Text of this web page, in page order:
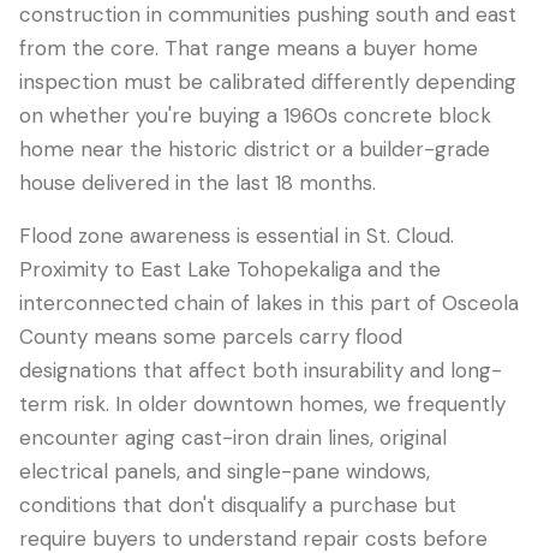
English Português✓ Español 中文
407-205-7228
Agendar Inspeção
construction in communities pushing south and east
from the core. That range means a buyer home
inspection must be calibrated differently depending
on whether you're buying a 1960s concrete block
home near the historic district or a builder-grade
house delivered in the last 18 months.
Flood zone awareness is essential in St. Cloud.
Proximity to East Lake Tohopekaliga and the
interconnected chain of lakes in this part of Osceola
County means some parcels carry flood
designations that affect both insurability and long-
term risk. In older downtown homes, we frequently
encounter aging cast-iron drain lines, original
electrical panels, and single-pane windows,
conditions that don't disqualify a purchase but
require buyers to understand repair costs before